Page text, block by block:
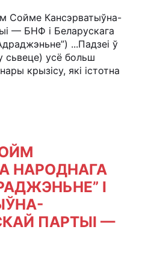
Сойме Кансэрватыўна-
— БНФ і Беларускага
...Падзеі ў
сьвеце) усё больш
крызісу, які істотна
НАРОДНАГА
І
ПАРТЫІ —